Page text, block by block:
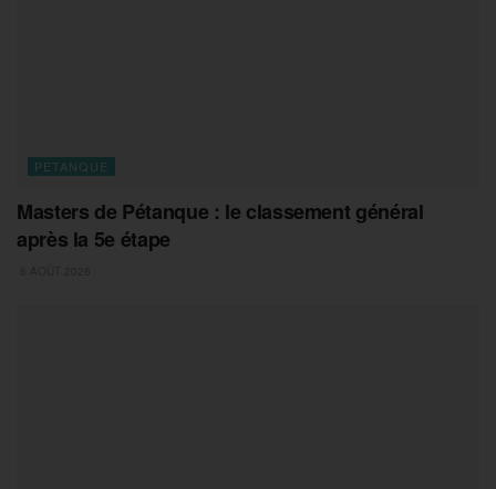
PETANQUE
Masters de Pétanque : le classement général
après la 5e étape